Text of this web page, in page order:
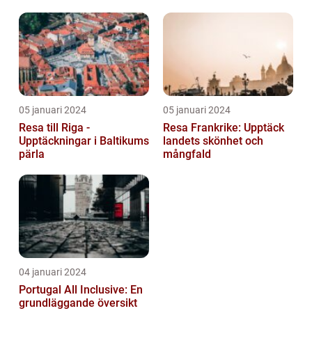
05 januari 2024
Resa till Riga -
Upptäckningar i Baltikums
pärla
05 januari 2024
Resa Frankrike: Upptäck
landets skönhet och
mångfald
04 januari 2024
Portugal All Inclusive: En
grundläggande översikt